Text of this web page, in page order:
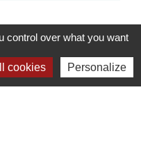
Chanay
control over what you want
cookies Personalize